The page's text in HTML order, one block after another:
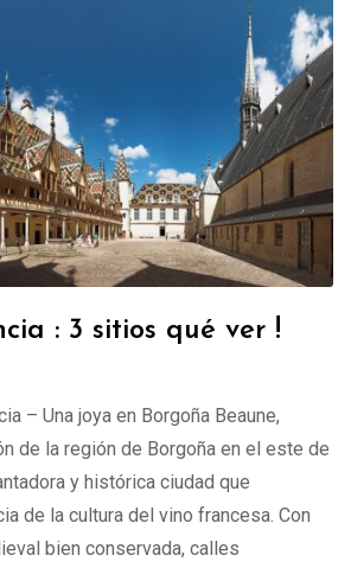
: 3 sitios qué ver !
– Una joya en Borgoña Beaune,
de la región de Borgoña en el este de
y histórica ciudad que
de la cultura del vino francesa. Con
bien conservada, calles